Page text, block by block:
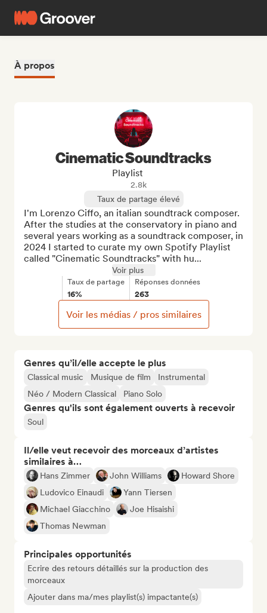
À propos
Genres qu’il/elle accepte le plus
Classical music Musique de film
Instrumental
Néo / Modern Classical
Piano Solo
Genres qu'ils sont également ouverts à recevoir
Soul
Il/elle veut recevoir des morceaux d’artistes
similaires à…
Hans Zimmer John Williams
Howard Shore
Ludovico Einaudi
Yann Tiersen
Michael Giacchino
Joe Hisaishi
Thomas Newman
Principales opportunités
Ecrire des retours détaillés sur la production des
morceaux
Ajouter dans ma/mes playlist(s) impactante(s)
Cinematic Soundtracks
Playlist
2.8k
Taux de partage élevé
I'm Lorenzo Ciffo, an italian soundtrack composer.
After the studies at the conservatory in piano and
several years working as a soundtrack composer, in
2024 I started to curate my own Spotify Playlist
called "Cinematic Soundtracks" with hu...
Voir plus
Taux de partage
16%
Réponses données
263
Voir les médias / pros similaires